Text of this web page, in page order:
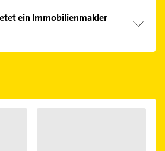
und
ein Immobilienmakler
unter anderem